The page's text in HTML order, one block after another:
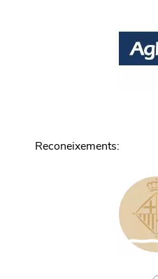
Reconeixements: